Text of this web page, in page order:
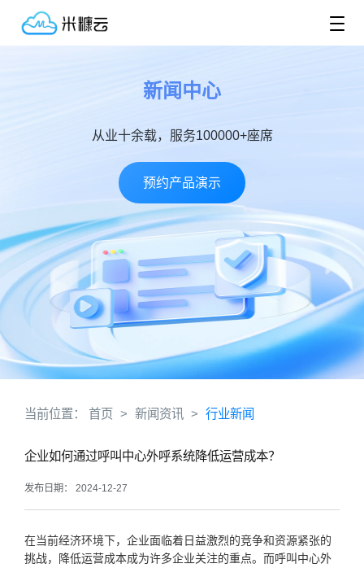
新闻中心
从业十余载，服务100000+座席
预约产品演示
当前位置： 首页 > 新闻资讯 > 行业新闻
企业如何通过呼叫中心外呼系统降低运营成本？
发布日期： 2024-12-27
在当前经济环境下，企业面临着日益激烈的竞争和资源紧张的
挑战，降低运营成本成为许多企业关注的重点。而呼叫中心外